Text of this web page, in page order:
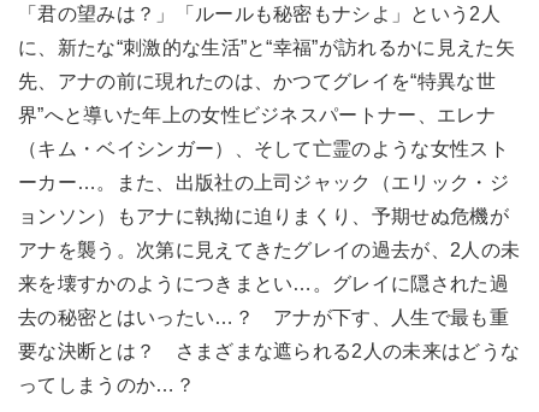
「君の望みは？」「ルールも秘密もナシよ」という2人
に、新たな“刺激的な生活”と“幸福”が訪れるかに見えた矢
先、アナの前に現れたのは、かつてグレイを“特異な世
界”へと導いた年上の女性ビジネスパートナー、エレナ
（キム・ベイシンガー）、そして亡霊のような女性スト
ーカー…。また、出版社の上司ジャック（エリック・ジ
ョンソン）もアナに執拗に迫りまくり、予期せぬ危機が
アナを襲う。次第に見えてきたグレイの過去が、2人の未
来を壊すかのようにつきまとい…。グレイに隠された過
去の秘密とはいったい…？ アナが下す、人生で最も重
要な決断とは？ さまざまな遮られる2人の未来はどうな
ってしまうのか…？